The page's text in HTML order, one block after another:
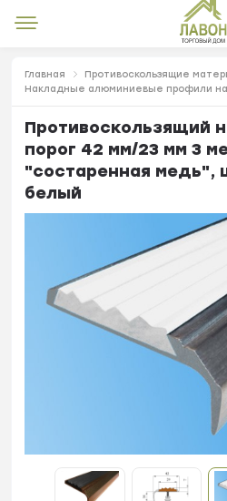
Главная
Противоскользящие
Накладные алюминиевые профили на
Противоскользящий
порог 42 мм/23 мм 3
"состаренная медь",
белый